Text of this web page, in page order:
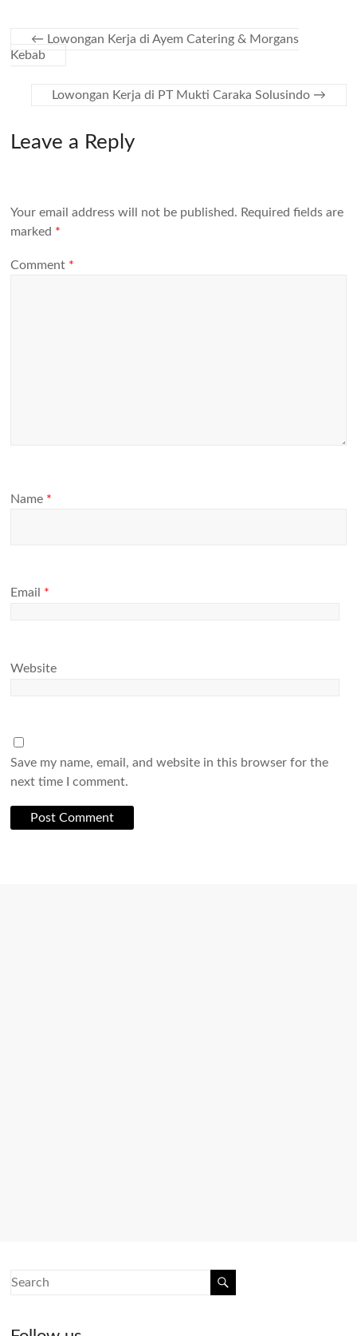
← Lowongan Kerja di Ayem Catering & Morgans
Kebab
Lowongan Kerja di PT Mukti Caraka Solusindo →
Leave a Reply
Your email address will not be published. Required fields are
marked *
Comment *
Name *
Email *
Website
Save my name, email, and website in this browser for the
next time I comment.